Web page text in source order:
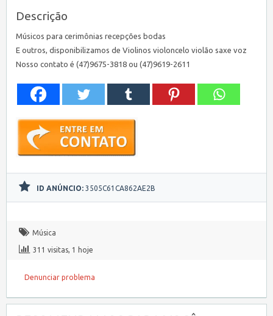
Descrição
Músicos para cerimônias recepções bodas
E outros, disponibilizamos de Violinos violoncelo violão saxe voz
Nosso contato é (47)9675-3818 ou (47)9619-2611
ID ANÚNCIO: 3505C61CA862AE2B
Música
311 visitas, 1 hoje
Denunciar problema